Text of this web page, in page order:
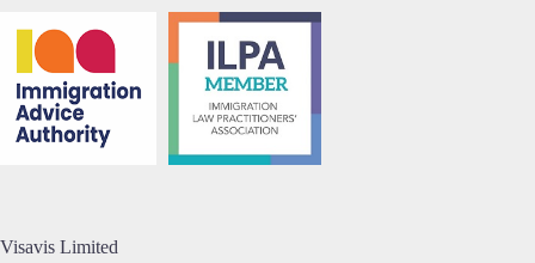
Visavis Limited